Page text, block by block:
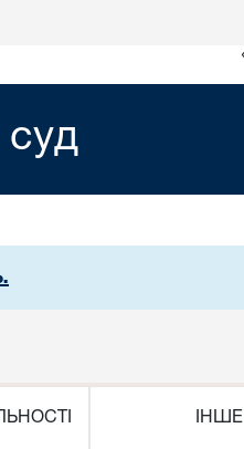
суд
ІНШЕ